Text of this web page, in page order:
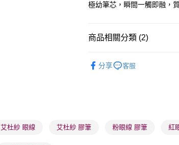
順豐站及營業點 - 確認發貨
極幼筆芯，瞬間一觸即融，
商品相關分類 (2)
分享 客服
艾杜紗 眼線 艾杜紗 膠筆 粉眼線 膠筆 紅